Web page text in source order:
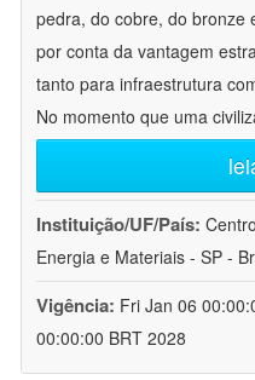
pedra, do cobre, do bronze
por conta da vantagem
tanto para infraestrutura
No momento que uma
Instituição/UF/País:
Energia e Materiais - SP -
Vigência: Fri Jan 06
00:00:00 BRT 2028